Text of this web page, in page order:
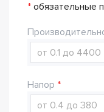
* обязательные
Напор